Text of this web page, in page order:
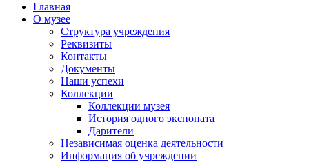
Главная
О музее
Структура учреждения
Реквизиты
Контакты
Документы
Наши успехи
Коллекции
Коллекции музея
История одного экспоната
Дарители
Независимая оценка деятельности
Информация об учреждении